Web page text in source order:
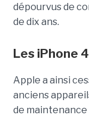
dépourvus de
de dix ans.
Les iPhone
Apple a ainsi
anciens
de maintenance